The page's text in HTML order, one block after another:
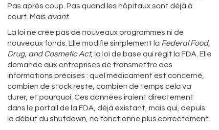
Pas après coup. Pas quand les hôpitaux sont déjà à
court. Mais avant.
La loi ne crée pas de nouveaux programmes ni de
nouveaux fonds. Elle modifie simplement la Federal Food,
Drug, and Cosmetic Act, la loi de base qui régit la FDA. Elle
demande aux entreprises de transmettre des
informations précises : quel médicament est concerné,
combien de stock reste, combien de temps cela va
durer, et pourquoi. Ces données iraient directement
dans le portail de la FDA, déjà existant, mais qui, depuis
le début du shutdown, ne fonctionne plus correctement.